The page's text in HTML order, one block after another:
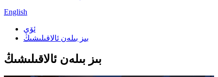
English
ئۆي
بىز بىلەن ئالاقىلىشىڭ
بىز بىلەن ئالاقىلىشىڭ